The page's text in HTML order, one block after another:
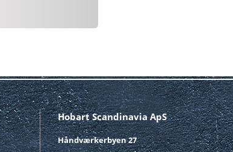
Hobart Scandinavia ApS
Håndværkerbyen 27